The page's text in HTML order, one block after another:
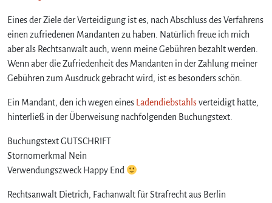
Eines der Ziele der Verteidigung ist es, nach Abschluss des Verfahrens
einen zufriedenen Mandanten zu haben. Natürlich freue ich mich
aber als Rechtsanwalt auch, wenn meine Gebühren bezahlt werden.
Wenn aber die Zufriedenheit des Mandanten in der Zahlung meiner
Gebühren zum Ausdruck gebracht wird, ist es besonders schön.
Ein Mandant, den ich wegen eines Ladendiebstahlsverteidigt hatte,
hinterließ in der Überweisung nachfolgenden Buchungstext.
Buchungstext GUTSCHRIFT
Stornomerkmal Nein
Verwendungszweck Happy End
Rechtsanwalt Dietrich, Fachanwalt für Strafrecht aus Berlin